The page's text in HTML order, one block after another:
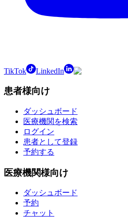
TikTok LinkedIn
患者様向け
ダッシュボード
医療機関を検索
ログイン
患者として登録
予約する
医療機関様向け
ダッシュボード
予約
チャット